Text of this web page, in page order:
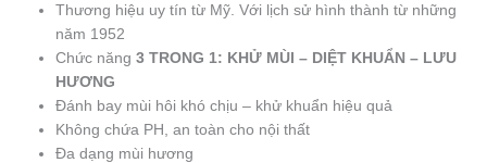
Thương hiệu uy tín từ Mỹ. Với lịch sử hình thành từ những
năm 1952
Chức năng3 TRONG 1: KHỬ MÙI – DIỆT KHUẨN – LƯU
HƯƠNG
Đánh bay mùi hôi khó chịu – khử khuẩn hiệu quả
Không chứa PH, an toàn cho nội thất
Đa dạng mùi hương